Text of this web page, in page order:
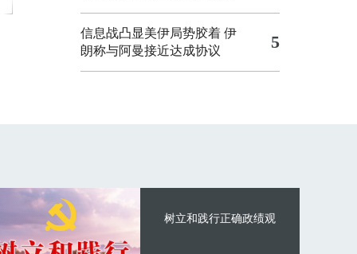
信息战凸显美伊局势胶着 伊
朗称与阿曼接近达成协议
5
树立和践行正确政绩观